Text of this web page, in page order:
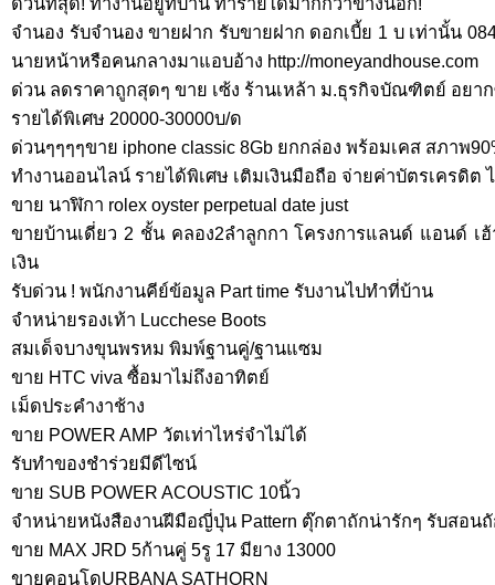
จำนอง รับจำนอง ขายฝาก รับขายฝาก ดอกเบี้ย 1 บ เท่านั้น
นายหน้าหรือคนกลางมาแอบอ้าง http://moneyandhouse.com
ด่วน ลดราคาถูกสุดๆ ขาย เซ้ง ร้านเหล้า ม.ธุรกิจบัณฑิตย์ อยา
รายได้พิเศษ 20000-30000บ/ด
ด่วนๆๆๆๆขาย iphone classic 8Gb ยกกล่อง พร้อมเคส สภาพ
ทำงานออนไลน์ รายได้พิเศษ เติมเงินมือถือ จ่ายค่าบัตรเครดิต
ขาย นาฬิกา rolex oyster perpetual date just
ขายบ้านเดี่ยว 2 ชั้น คลอง2ลำลูกกา โครงการแลนด์ แอนด์ เ
เงิน
รับด่วน ! พนักงานคีย์ข้อมูล Part time รับงานไปทำที่บ้าน
จำหน่ายรองเท้า Lucchese Boots
สมเด็จบางขุนพรหม พิมพ์ฐานคู่/ฐานแซม
ขาย HTC viva ซื้อมาไม่ถึงอาทิตย์
เม็ดประคำงาช้าง
ขาย POWER AMP วัตเท่าไหร่จำไม่ได้
รับทำของชำร่วยมีดีไซน์
ขาย SUB POWER ACOUSTIC 10นิ้ว
จำหน่ายหนังสืองานฝีมือญี่ปุ่น Pattern ตุ๊กตาถักน่ารักๆ รับสอน
ขาย MAX JRD 5ก้านคู่ 5รู 17 มียาง 13000
ขายคอนโดURBANA SATHORN